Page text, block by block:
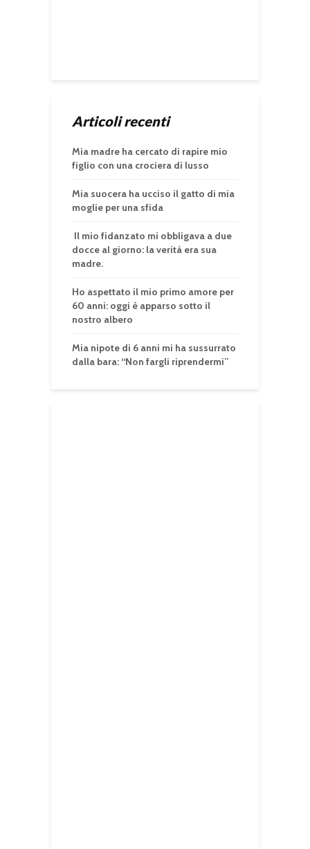
Articoli recenti
Mia madre ha cercato di rapire mio
figlio con una crociera di lusso
Mia suocera ha ucciso il gatto di mia
moglie per una sfida
Il mio fidanzato mi obbligava a due
docce al giorno: la verità era sua
madre.
Ho aspettato il mio primo amore per
60 anni: oggi è apparso sotto il
nostro albero
Mia nipote di 6 anni mi ha sussurrato
dalla bara: “Non fargli riprendermi”